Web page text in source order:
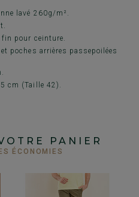
lavé 260g/m².
fin pour ceinture.
poches arrières passepoilées
cm (Taille 42).
PANIER
ÉCONOMIES